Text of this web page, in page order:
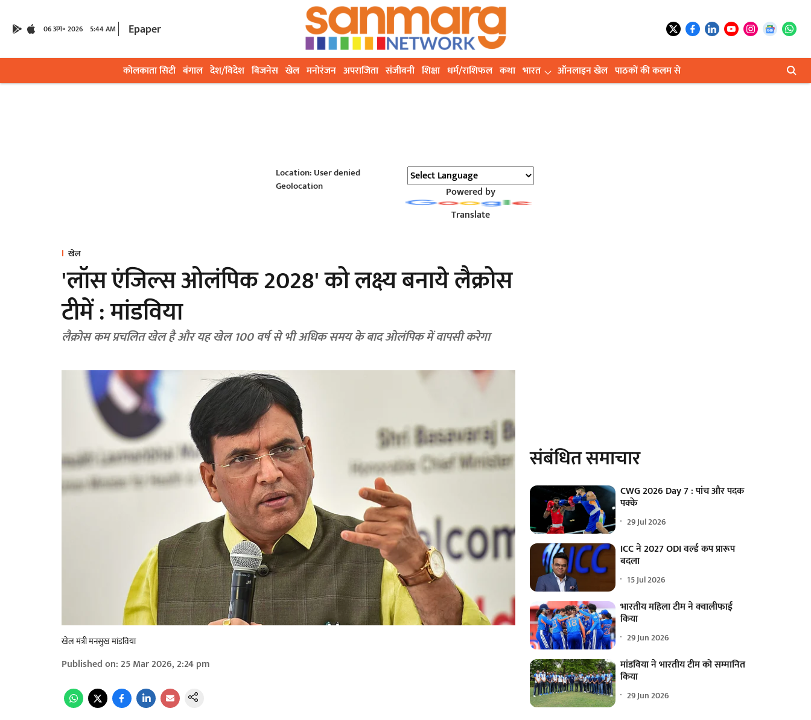
06 अग॰ 2026 5:44 AM Epaper
कोलकाता सिटी बंगाल देश/विदेश बिजनेस खेल मनोरंजन अपराजिता संजीवनी शिक्षा धर्म/राशिफल कथा भारत ऑनलाइन खेल पाठकों की कलम से
Location: User denied
Geolocation
Powered by
Translate
खेल
'लॉस एंजिल्स ओलंपिक 2028' को लक्ष्य बनाये लैक्रोस
टीमें : मांडविया
लैक्रोस कम प्रचलित खेल है और यह खेल 100 वर्ष से भी अधिक समय के बाद ओलंपिक में वापसी करेगा
खेल मंत्री मनसुख मांडविया
Published on:25 Mar 2026, 2:24 pm
संबंधित समाचार
CWG 2026 Day 7 : पांच और पदक
पक्के
29 Jul 2026
ICC ने 2027 ODI वर्ल्ड कप प्रारूप
बदला
15 Jul 2026
भारतीय महिला टीम ने क्वालीफाई
किया
29 Jun 2026
मांडविया ने भारतीय टीम को सम्मानित
किया
29 Jun 2026